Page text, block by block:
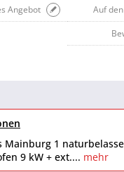
Auf
Angebot
Mainburg 1
9 kW + ext.... mehr